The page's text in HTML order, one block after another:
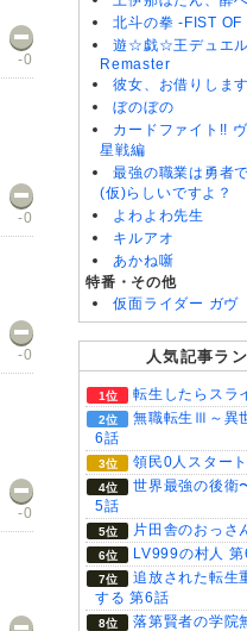
-0
-0
-0
-0
北斗の拳 -FIST
遊☆戯☆王デュエ
Remaster
彼女、お借りしま
ぼのぼの
カードファイト!!
星戦編
最強の職業は勇者
(仮)らしいですよ？
よわよわ先生
キルアオ
あかね噺
特番・その他
仮面ライダー ガヴ
人気記事ラ
転生したらスラ
無職転生Ⅲ～異
6話
領民0人スター
世界最強の後衛
5話
片田舎のおっさ
LV999の村人 第
追放された転生
する 第6話
落第賢者の学院